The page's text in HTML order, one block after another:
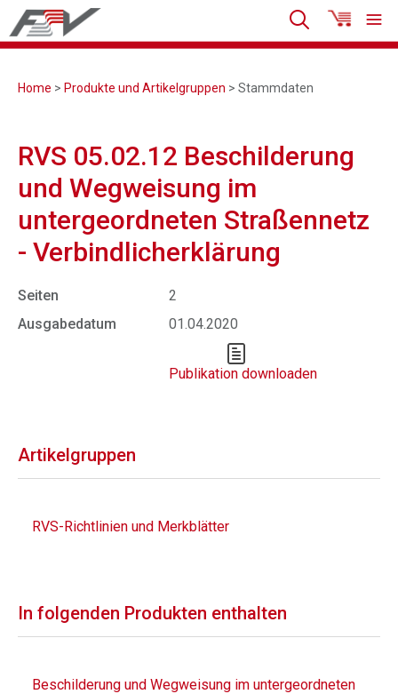
Home > Produkte und Artikelgruppen > Stammdaten
RVS 05.02.12 Beschilderung
und Wegweisung im
untergeordneten Straßennetz
- Verbindlicherklärung
Seiten
2
Ausgabedatum
01.04.2020
Publikation downloaden
Artikelgruppen
RVS-Richtlinien und Merkblätter
In folgenden Produkten enthalten
Beschilderung und Wegweisung im untergeordneten